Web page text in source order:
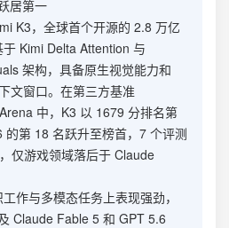
居第一
K3，全球首个开源的 2.8 万亿
Kimi Delta Attention 与
架构，具备原生视觉能力和
文窗口。在第三方基准
中，K3 以 1679 分排名第
的第 18 名跃升至榜首，7 个评测
仅游戏领域落后于 Claude
作与多模态任务上表现强劲，
Claude Fable 5 和 GPT 5.6